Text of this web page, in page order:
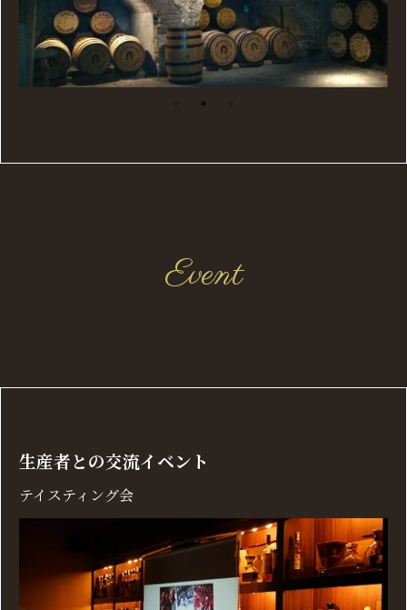
Event
生産者との交流イベント
テイスティング会